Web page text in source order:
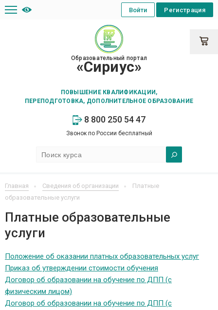
Образовательный портал
«Сириус»
ПОВЫШЕНИЕ КВАЛИФИКАЦИИ,
ПЕРЕПОДГОТОВКА, ДОПОЛНИТЕЛЬНОЕ ОБРАЗОВАНИЕ
8 800 250 54 47
Звонок по России бесплатный
Регистрация
Войти
Главная Сведения об организации
Платные
образовательные услуги
Платные образовательные
услуги
Положение об оказании платных образовательных услуг
Приказ об утверждении стоимости обучения
Договор об образовании на обучение по ДПП (с
физическим лицом)
Договор об образовании на обучение по ДПП (с